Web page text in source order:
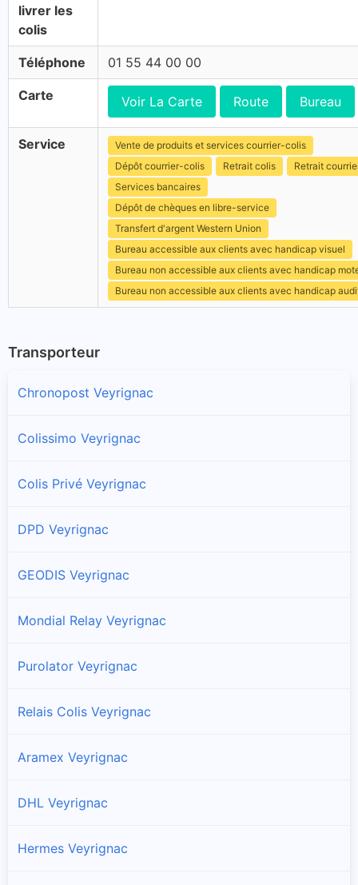
livrer les
colis
Téléphone 01 55 44 00 00
Carte Voir La Carte Route Bureau
Service
Vente de produits et services courrier-colis
Dépôt courrier-colis
Retrait colis
Retrait
Services bancaires
Dépôt de chèques en libre-service
Transfert d'argent Western Union
Bureau accessible aux clients avec handicap visuel
Bureau non accessible aux clients avec handicap
Bureau non accessible aux clients avec handicap
Transporteur
Chronopost Veyrignac
Colissimo Veyrignac
Colis Privé Veyrignac
DPD Veyrignac
GEODIS Veyrignac
Mondial Relay Veyrignac
Purolator Veyrignac
Relais Colis Veyrignac
Aramex Veyrignac
DHL Veyrignac
Hermes Veyrignac